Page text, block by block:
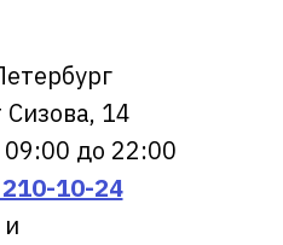
Сизова, 14
до 22:00
10-24
и